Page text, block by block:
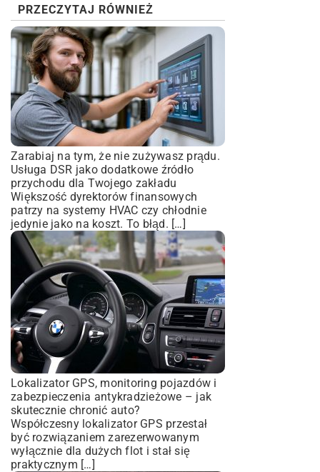
PRZECZYTAJ RÓWNIEŻ
Zarabiaj na tym, że nie zużywasz prądu.
Usługa DSR jako dodatkowe źródło
przychodu dla Twojego zakładu
Większość dyrektorów finansowych
patrzy na systemy HVAC czy chłodnie
jedynie jako na koszt. To błąd. […]
Lokalizator GPS, monitoring pojazdów i
zabezpieczenia antykradzieżowe – jak
skutecznie chronić auto?
Współczesny lokalizator GPS przestał
być rozwiązaniem zarezerwowanym
wyłącznie dla dużych flot i stał się
praktycznym […]